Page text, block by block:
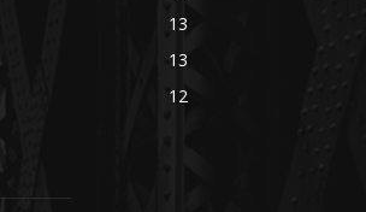
13
13
12